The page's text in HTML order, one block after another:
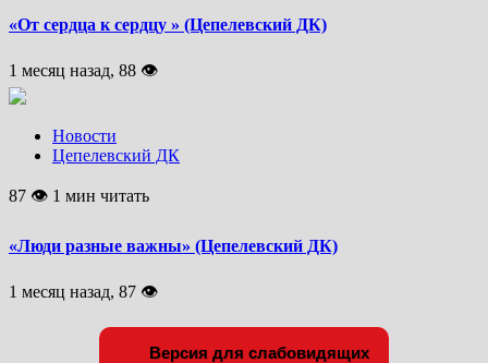
«От сердца к сердцу » (Цепелевский ДК)
1 месяц назад, 88 👁
Новости
Цепелевский ДК
87 👁 1 мин читать
«Люди разные важны» (Цепелевский ДК)
1 месяц назад, 87 👁
Версия для слабовидящих